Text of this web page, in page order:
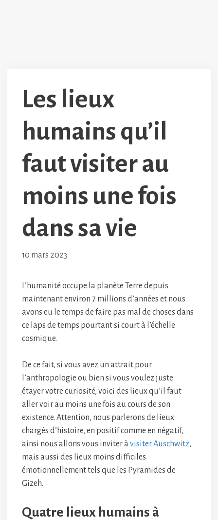
Les lieux
humains qu’il
faut visiter au
moins une fois
dans sa vie
10 mars 2023
L’humanité occupe la planète Terre depuis
maintenant environ 7 millions d’années et nous
avons eu le temps de faire pas mal de choses dans
ce laps de temps pourtant si court à l’échelle
cosmique.
De ce fait, si vous avez un attrait pour
l’anthropologie ou bien si vous voulez juste
étayer votre curiosité, voici des lieux qu’il faut
aller voir au moins une fois au cours de son
existence. Attention, nous parlerons de lieux
chargés d’histoire, en positif comme en négatif,
ainsi nous allons vous inviter àvisiter Auschwitz,
mais aussi des lieux moins difficiles
émotionnellement tels que les Pyramides de
Gizeh.
Quatre lieux humains à